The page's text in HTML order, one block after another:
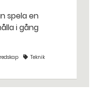
i gång
vid
Teknik